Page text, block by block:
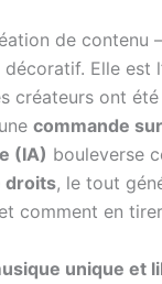
de
Elle
créateurs ont
commande
(IA) bouleverse
droits, le tout
comment en
unique et